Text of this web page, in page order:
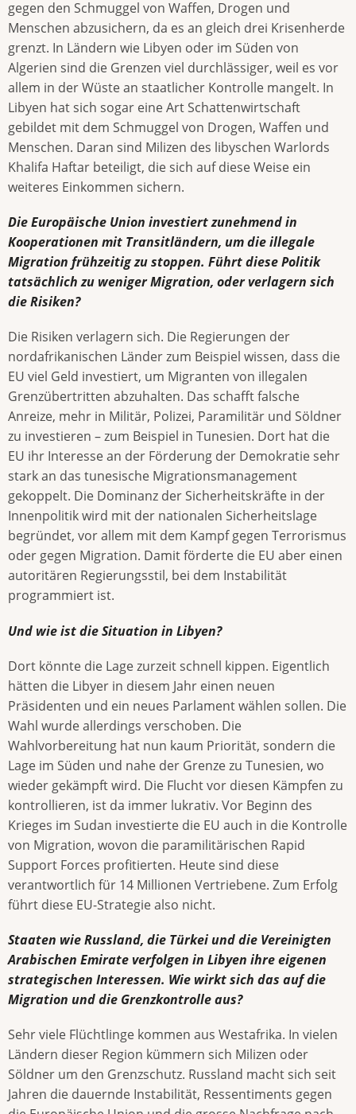
gegen den Schmuggel von Waffen, Drogen und
Menschen abzusichern, da es an gleich drei Krisenherde
grenzt. In Ländern wie Libyen oder im Süden von
Algerien sind die Grenzen viel durchlässiger, weil es vor
allem in der Wüste an staatlicher Kontrolle mangelt. In
Libyen hat sich sogar eine Art Schattenwirtschaft
gebildet mit dem Schmuggel von Drogen, Waffen und
Menschen. Daran sind Milizen des libyschen Warlords
Khalifa Haftar beteiligt, die sich auf diese Weise ein
weiteres Einkommen sichern.
Die Europäische Union investiert zunehmend in
Kooperationen mit Transitländern, um die illegale
Migration frühzeitig zu stoppen. Führt diese Politik
tatsächlich zu weniger Migration, oder verlagern sich
die Risiken?
Die Risiken verlagern sich. Die Regierungen der
nordafrikanischen Länder zum Beispiel wissen, dass die
EU viel Geld investiert, um Migranten von illegalen
Grenzübertritten abzuhalten. Das schafft falsche
Anreize, mehr in Militär, Polizei, Paramilitär und Söldner
zu investieren – zum Beispiel in Tunesien. Dort hat die
EU ihr Interesse an der Förderung der Demokratie sehr
stark an das tunesische Migrations­management
gekoppelt. Die Dominanz der Sicherheitskräfte in der
Innenpolitik wird mit der nationalen Sicherheitslage
begründet, vor allem mit dem Kampf gegen Terrorismus
oder gegen Migration. Damit förderte die EU aber einen
autoritären Regierungsstil, bei dem Instabilität
programmiert ist.
Und wie ist die Situation in Libyen?
Dort könnte die Lage zurzeit schnell kippen. Eigentlich
hätten die Libyer in diesem Jahr einen neuen
Präsidenten und ein neues Parlament wählen sollen. Die
Wahl wurde allerdings verschoben. Die
Wahlvorbereitung hat nun kaum Priorität, sondern die
Lage im Süden und nahe der Grenze zu Tunesien, wo
wieder gekämpft wird. Die Flucht vor diesen Kämpfen zu
kontrollieren, ist da immer lukrativ. Vor Beginn des
Krieges im Sudan investierte die EU auch in die Kontrolle
von Migration, wovon die paramilitärischen Rapid
Support Forces profitierten. Heute sind diese
verantwortlich für 14 Millionen Vertriebene. Zum Erfolg
führt diese EU-Strategie also nicht.
Staaten wie Russland, die Türkei und die Vereinigten
Arabischen Emirate verfolgen in Libyen ihre eigenen
strategischen Interessen. Wie wirkt sich das auf die
Migration und die Grenzkontrolle aus?
Sehr viele Flüchtlinge kommen aus Westafrika. In vielen
Ländern dieser Region kümmern sich Milizen oder
Söldner um den Grenzschutz. Russland macht sich seit
Jahren die dauernde Instabilität, Ressentiments gegen